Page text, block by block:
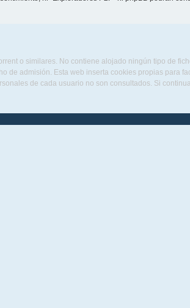
o similares. No contiene alojado ningún tipo de
de admisión. Esta web inserta cookies propias para
de cada usuario no son consultados. Si